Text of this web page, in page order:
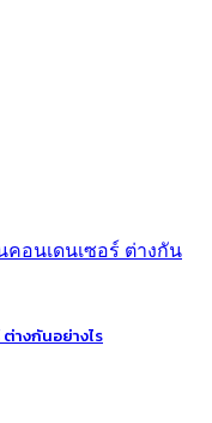
ต่างกันอย่างไร